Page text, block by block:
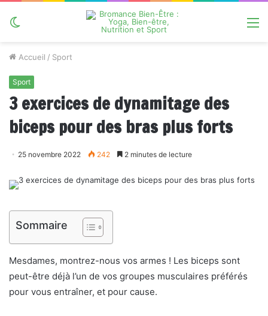
Accueil / Sport
Sport
3 exercices de dynamitage des
biceps pour des bras plus forts
25 novembre 2022 242 2 minutes de lecture
Sommaire
Mesdames, montrez-nous vos armes ! Les biceps sont
peut-être déjà l’un de vos groupes musculaires préférés
pour vous entraîner, et pour cause.